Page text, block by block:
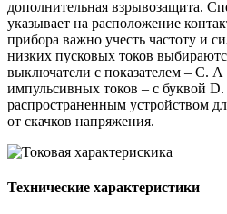
дополнительная взрывозащита.
указывает на расположение
прибора важно учесть частоту и
низких пусковых токов
выключатели с показателем – C.
импульсивных токов – с буквой D.
распространенным устройством
от скачков напряжения.
Технические характеристики